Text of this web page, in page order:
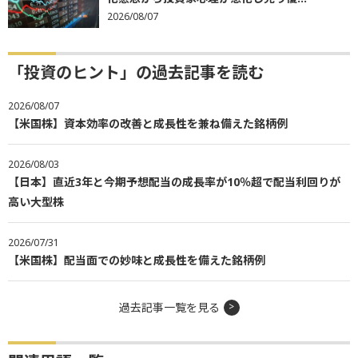
2026/08/07
「投資のヒント」の過去記事を読む
2026/08/07
【米国株】資本効率の改善と成長性を兼ね備えた銘柄例
2026/08/03
【日本】直近3年と今期予想配当の成長率が10％超で配当利回りが
高い大型株
2026/07/31
【米国株】配当面での妙味と成長性を備えた銘柄例
過去記事一覧を見る